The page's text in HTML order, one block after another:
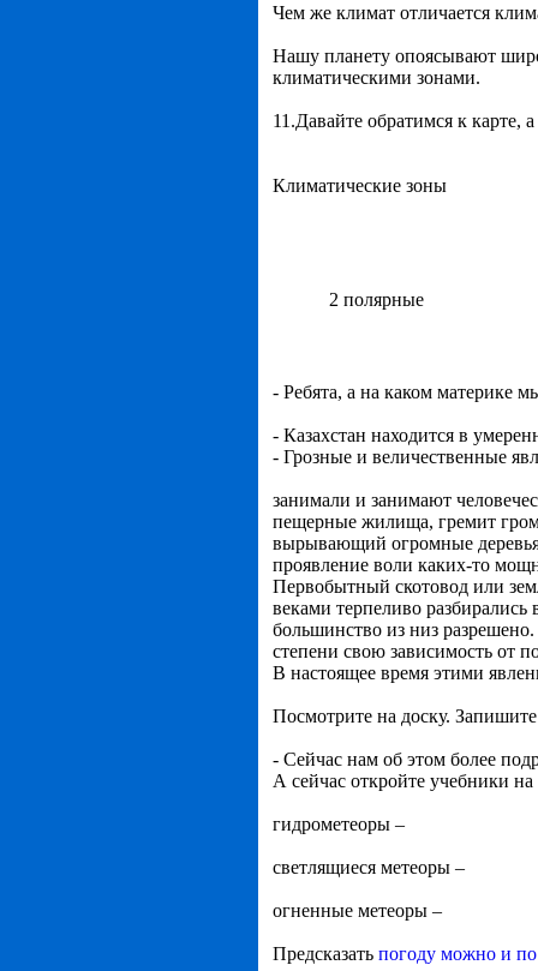
Чем же климат отличается
Нашу планету опоясывают
климатическими зонами.
11.Давайте обратимся к карте,
Климатические зоны
2 полярные
- Ребята, а на каком материке
- Казахстан находится в
- Грозные и величественные
занимали и занимают
пещерные жилища, гремит
вырывающий огромные
проявление воли каких-то
Первобытный скотовод или
веками терпеливо
большинство из низ
степени свою зависимость от
В настоящее время этими
Посмотрите на доску.
- Сейчас нам об этом более
А сейчас откройте учебники
гидрометеоры –
светлящиеся метеоры –
огненные метеоры –
Предсказать погоду можно и